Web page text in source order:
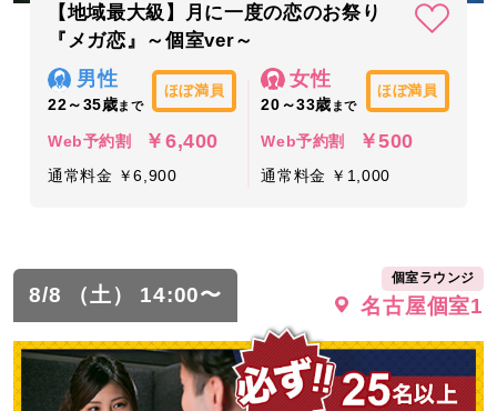
【地域最大級】月に一度の恋のお祭り
『メガ恋』～個室ver～
男性
22～35歳まで
ほぼ満員
Web予約割 ￥6,400
通常料金 ￥6,900
女性
20～33歳 まで
ほぼ満員
Web予約割 ￥500
通常料金 ￥1,000
8/8 （土） 14:00〜
個室ラウンジ
名古屋個室1